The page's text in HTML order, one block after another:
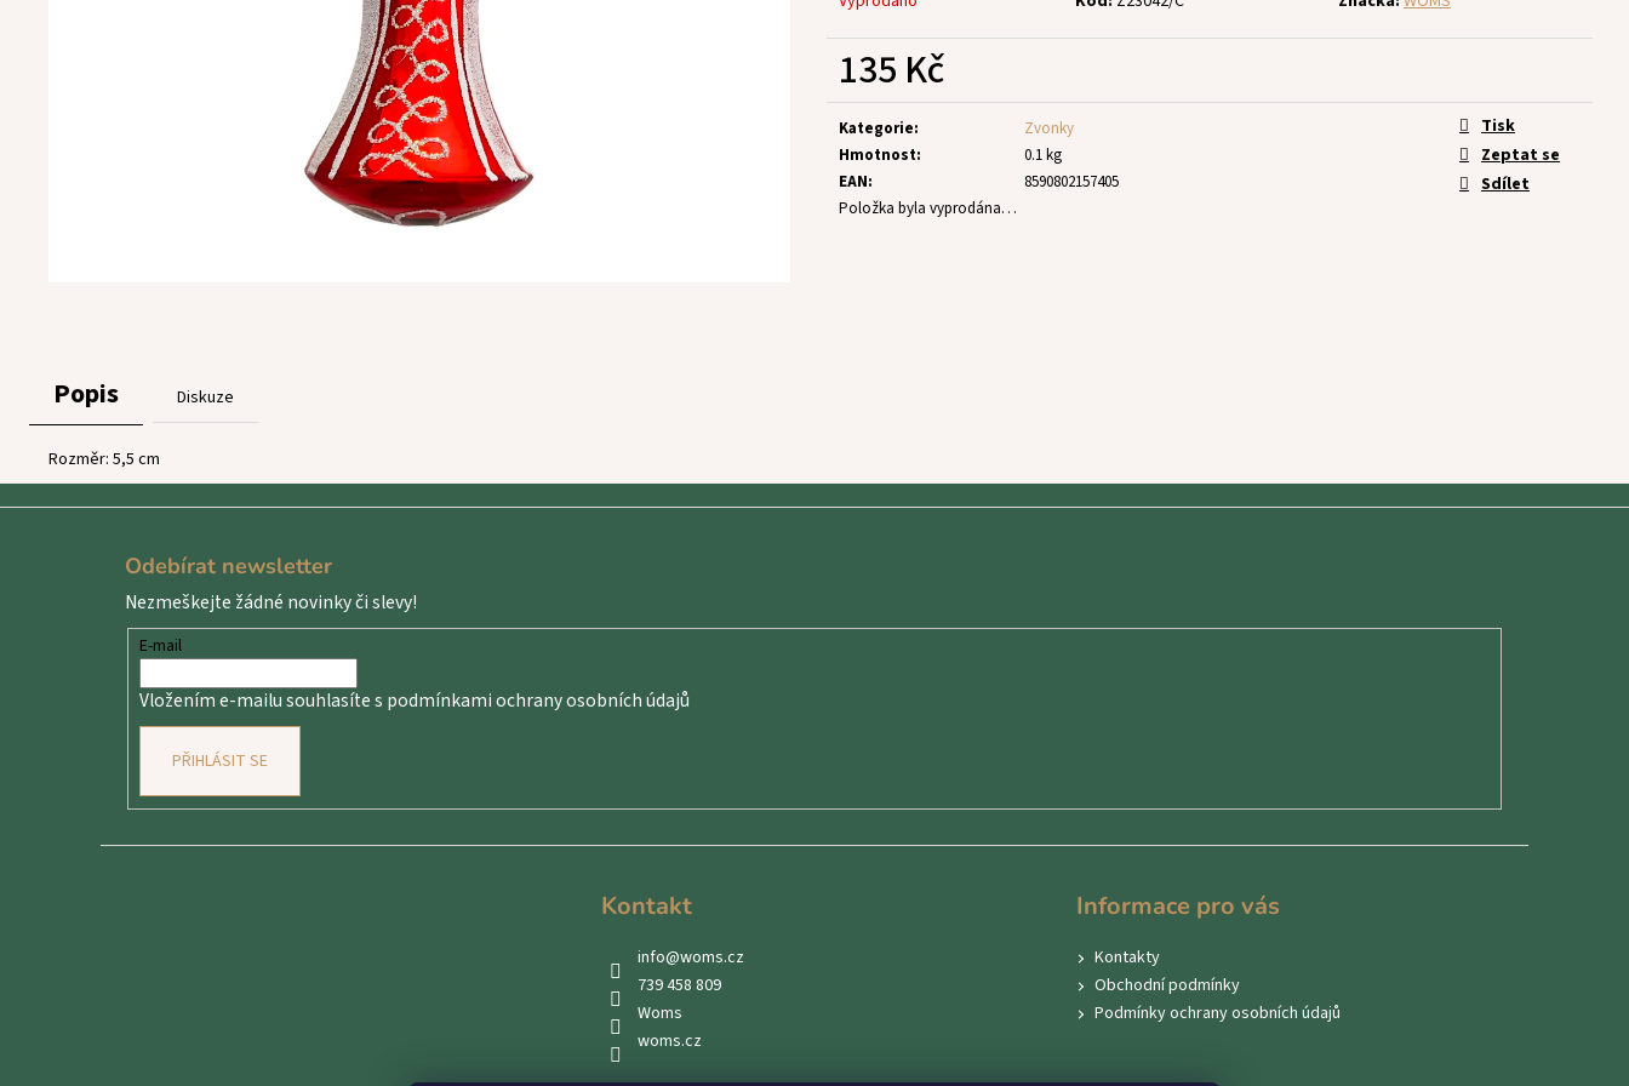
135 Kč
Měrná
cena:
Kategorie:
Zvonky
Hmotnost:
0.1 kg
EAN:
8590802157405
Položka byla vyprodána…
Tisk
Zeptat se
Sdílet
Popis Diskuze
Rozměr: 5,5 cm
Odebírat newsletter
Nezmeškejte žádné novinky či slevy!
E-mail
Vložením e-mailu souhlasíte s podmínkami ochrany osobních údajů
PŘIHLÁSIT SE
Kontakt
info@woms.cz
739 458 809
Woms
woms.cz
Informace pro vás
Kontakty
Obchodní podmínky
Podmínky ochrany osobních údajů